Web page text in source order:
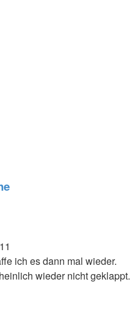
ich es dann mal wieder.
wieder nicht geklappt.